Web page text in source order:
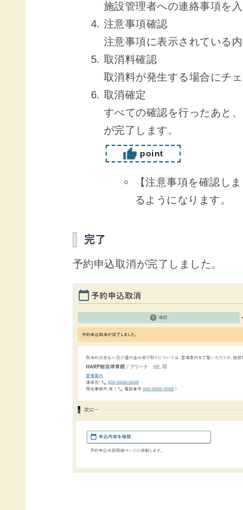
施設管理者への連絡事項を入
注意事項確認
注意事項に表示されている
取消料確認
取消料が発生する場合にチェ
取消確定
すべての確認を行ったあと
が完了します。
point
【注意事項を確認し
るようになります。
完了
予約申込取消が完了しました。